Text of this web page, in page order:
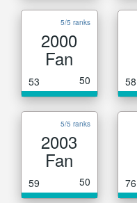
5/5 ranks
2000
Fan
53 50 58
5/5 ranks
2003
Fan
59 50 76